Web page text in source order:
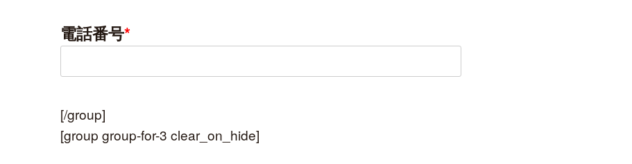
電話番号*
[/group]
[group group-for-3 clear_on_hide]